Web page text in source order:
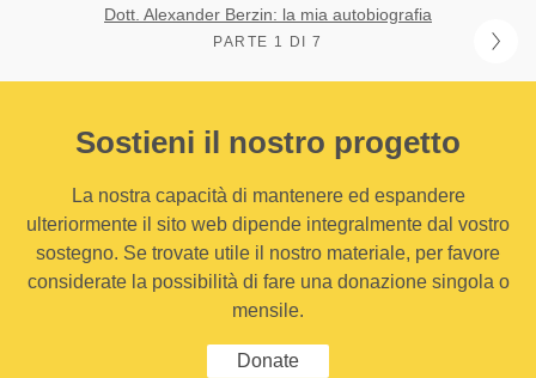
Dott. Alexander Berzin: la mia autobiografia
PARTE 1 DI 7
Sostieni il nostro progetto
La nostra capacità di mantenere ed espandere
ulteriormente il sito web dipende integralmente dal vostro
sostegno. Se trovate utile il nostro materiale, per favore
considerate la possibilità di fare una donazione singola o
mensile.
Donate